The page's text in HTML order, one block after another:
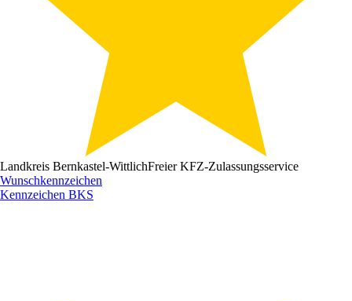
Landkreis Bernkastel-WittlichFreier KFZ-Zulassungsservice
Wunschkennzeichen
Kennzeichen BKS